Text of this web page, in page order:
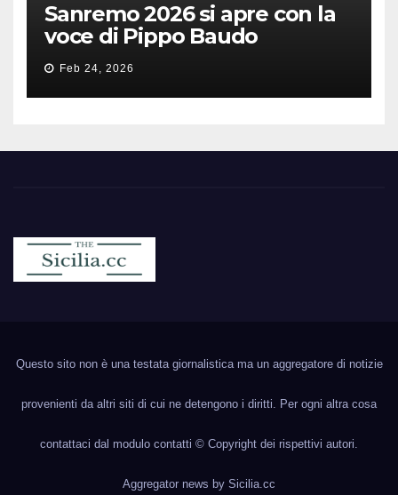
Sanremo 2026 si apre con la
voce di Pippo Baudo
Feb 24, 2026
Questo sito non è una testata giornalistica ma un aggregatore di notizie
provenienti da altri siti di cui ne detengono i diritti. Per ogni altra cosa
contattaci dal modulo contatti © Copyright dei rispettivi autori.
Aggregator news by Sicilia.cc